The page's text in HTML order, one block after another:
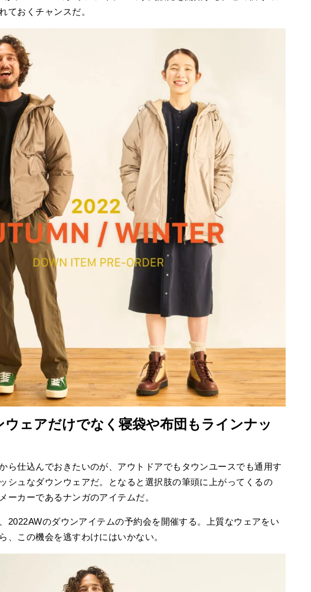
ておくチャンスだ。
ウェアだけでなく寝袋や布団もラインナッ
ら仕込んでおきたいのが、アウトドアでもタウンユースでも通用す
シュなダウンウェアだ。となると選択肢の筆頭に上がってくるの
ーカーであるナンガのアイテムだ。
2022AWのダウンアイテムの予約会を開催する。上質なウェアをい
、この機会を逃すわけにはいかない。